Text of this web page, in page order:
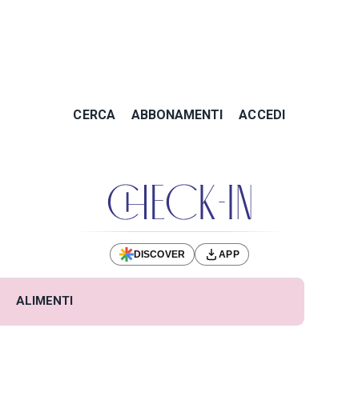
CERCA ABBONAMENTI ACCEDI
DISCOVER APP
ALIMENTI